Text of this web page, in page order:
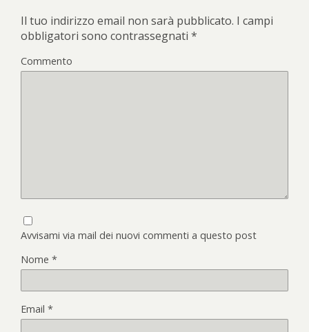
Il tuo indirizzo email non sarà pubblicato. I campi
obbligatori sono contrassegnati *
Commento
Avvisami via mail dei nuovi commenti a questo post
Nome *
Email *